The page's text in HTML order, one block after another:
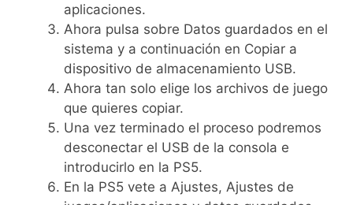
aplicaciones.
Ahora pulsa sobre Datos guardados en el
sistema y a continuación en Copiar a
dispositivo de almacenamiento USB.
Ahora tan solo elige los archivos de juego
que quieres copiar.
Una vez terminado el proceso podremos
desconectar el USB de la consola e
introducirlo en la PS5.
En la PS5 vete a Ajustes, Ajustes de